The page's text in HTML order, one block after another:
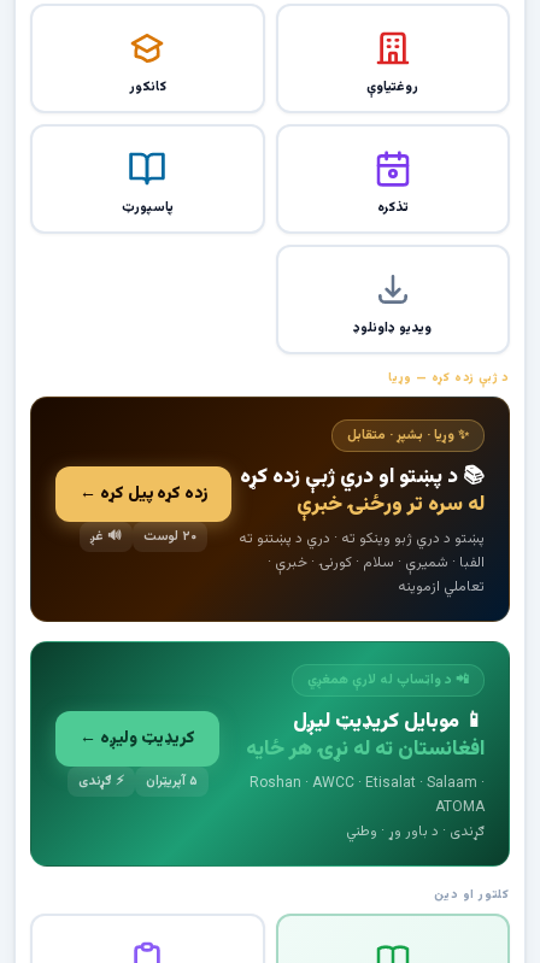
روغتیاوې کانکور
تذکره پاسپورټ
ویډیو ډاونلوډ
د ژبې زده کړه — وړیا
✨ وړیا · بشپړ · متقابل
📚 د پښتو او دري ژبې زده کړه
له سره تر ورځنۍ خبرې
پښتو د دري ژبو وینکو ته · دري د پښتنو ته
الفبا · شمیرې · سلام · کورنۍ · خبرې ·
تعاملي ازموینه
زده کړه پیل کړه ←
۲۰ لوست 🔊 غږ
📲 د واټساپ له لارې همغږي
📱 موبایل کریډیټ لیږل
افغانستان ته له نړۍ هر ځایه
Roshan · AWCC · Etisalat · Salaam ·
ATOMA
ګړندی · د باور وړ · وطني
کریډیټ ولیږه ←
۵ آپریټران ⚡ ګړندی
کلتور او دین